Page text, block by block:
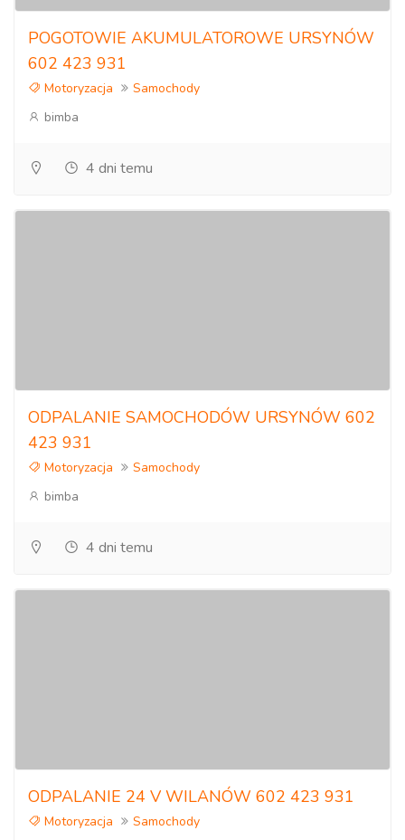
POGOTOWIE AKUMULATOROWE URSYNÓW
602 423 931
Motoryzacja
Samochody
bimba
4 dni temu
ODPALANIE SAMOCHODÓW URSYNÓW 602
423 931
Motoryzacja
Samochody
bimba
4 dni temu
ODPALANIE 24 V WILANÓW 602 423 931
Motoryzacja
Samochody